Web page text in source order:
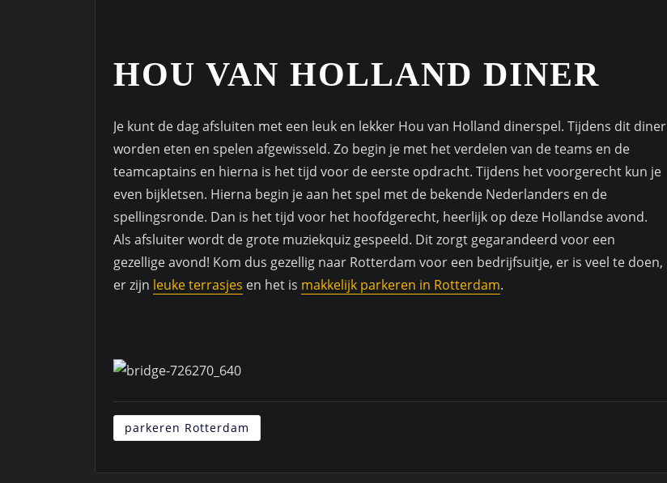
HOU VAN HOLLAND DINER
Je kunt de dag afsluiten met een leuk en lekker Hou van Holland dinerspel. Tijdens dit diner
worden eten en spelen afgewisseld. Zo begin je met het verdelen van de teams en de
teamcaptains en hierna is het tijd voor de eerste opdracht. Tijdens het voorgerecht kun je
even bijkletsen. Hierna begin je aan het spel met de bekende Nederlanders en de
spellingsronde. Dan is het tijd voor het hoofdgerecht, heerlijk op deze Hollandse avond.
Als afsluiter wordt de grote muziekquiz gespeeld. Dit zorgt gegarandeerd voor een
gezellige avond! Kom dus gezellig naar Rotterdam voor een bedrijfsuitje, er is veel te doen,
er zijn leuke terrasjes en het is makkelijk parkeren in Rotterdam.
parkeren Rotterdam